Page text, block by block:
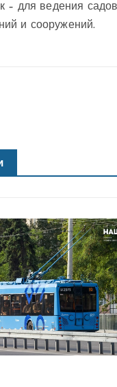
– для ведения
и сооружений.